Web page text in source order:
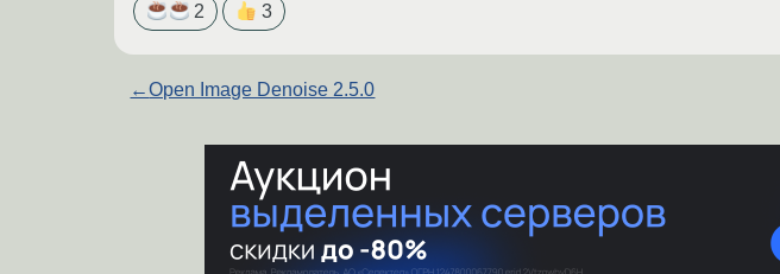
2 3
←Open Image Denoise 2.5.0